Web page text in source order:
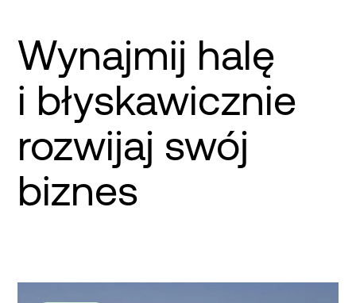
Wynajmij halę
i błyskawicznie
rozwijaj swój
biznes